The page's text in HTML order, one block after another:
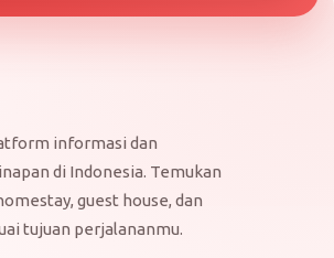
informasi dan
di Indonesia. Temukan
guest house, dan
tujuan perjalananmu.